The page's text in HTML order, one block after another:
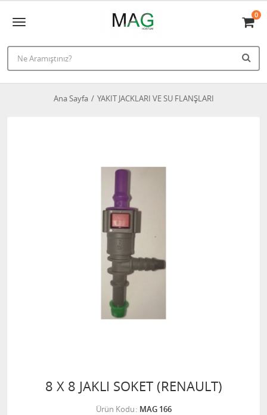
0
Ana Sayfa YAKIT JACKLARI VE SU FLANŞLARI
8 X 8 JAKLI SOKET (RENAULT)
Ürün Kodu MAG 166